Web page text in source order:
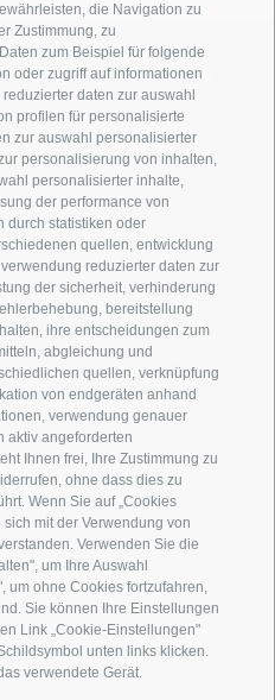
die Navigation zu
Zustimmung, zu
zum Beispiel für folgende
oder zugriff auf informationen
daten zur auswahl
profilen für personalisierte
zur auswahl personalisierter
personalisierung von inhalten,
personalisierter inhalte,
der performance von
durch statistiken oder
quellen, entwicklung
reduzierter daten zur
der sicherheit, verhinderung
bereitstellung
ihre entscheidungen zum
abgleichung und
quellen, verknüpfung
von endgeräten anhand
verwendung genauer
aktiv angeforderten
Ihnen frei, Ihre Zustimmung zu
ohne dass dies zu
Wenn Sie auf „Cookies
mit der Verwendung von
Verwenden Sie die
um Ihre Auswahl
um ohne Cookies fortzufahren,
Sie können Ihre Einstellungen
Link „Cookie-Einstellungen"
unten links klicken.
verwendete Gerät.
BERGBAHNEN
bis 05.11.2022
bis 05.11.2022
bis 10.04.2023
und von 13.00 Uhr bis 16.45
variieren. Bitte
an den Liften.
9.10 - 11.50, 13.15 - 18.40
13.15 - 18:40
PRESSE
ANREISE
Gitschberg Jochtal -
-Mühlbach/Vals